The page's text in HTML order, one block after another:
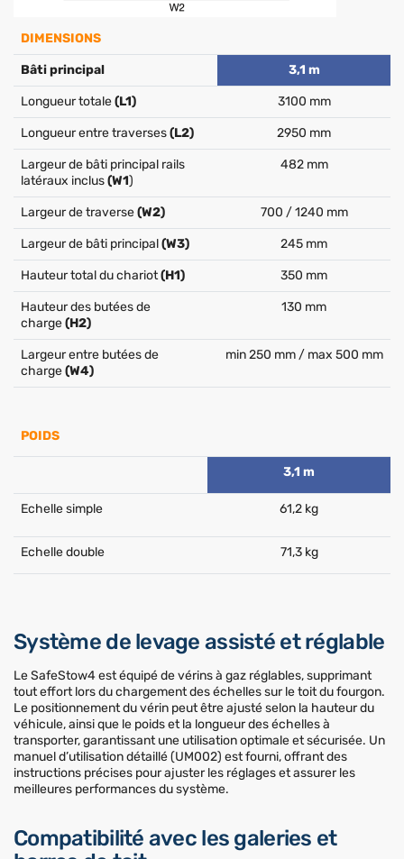
DIMENSIONS
Bâti principal 3,1 m
Longueur totale(L1) 3100 mm
Longueur entre traverses(L2) 2950 mm
Largeur de bâti principal rails
latéraux inclus(W1)
482 mm
Largeur de traverse(W2) 700 / 1240 mm
Largeur de bâti principal(W3) 245 mm
Hauteur total du chariot(H1) 350 mm
Hauteur des butées de
charge(H2)
130 mm
Largeur entre butées de
charge(W4)
min 250 mm / max 500 mm
POIDS
3,1 m
Echelle simple 61,2 kg
Echelle double 71,3 kg
Système de levage assisté et réglable
Le SafeStow4 est équipé de vérins à gaz réglables, supprimant
tout effort lors du chargement des échelles sur le toit du fourgon.
Le positionnement du vérin peut être ajusté selon la hauteur du
véhicule, ainsi que le poids et la longueur des échelles à
transporter, garantissant une utilisation optimale et sécurisée. Un
manuel d’utilisation détaillé (UM002) est fourni, offrant des
instructions précises pour ajuster les réglages et assurer les
meilleures performances du système.
Compatibilité avec les galeries et